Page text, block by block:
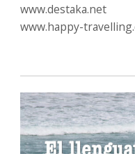
www.destaka.net
www.happy-